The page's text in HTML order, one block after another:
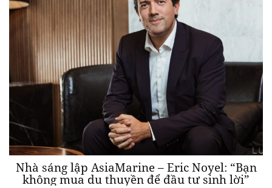
Nhà sáng lập AsiaMarine – Eric Noyel: “Bạn
không mua du thuyền để đầu tư sinh lời”